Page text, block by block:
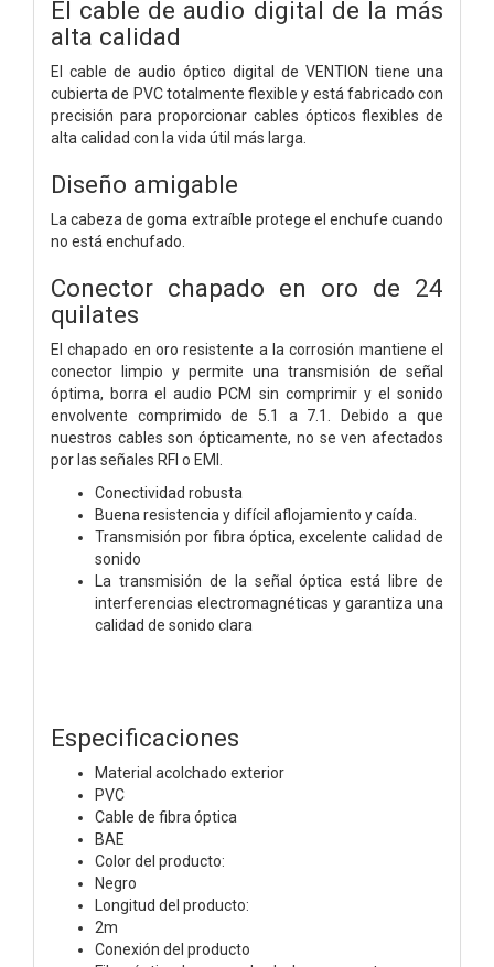
El cable de audio digital de la más
alta calidad
El cable de audio óptico digital de VENTION tiene una
cubierta de PVC totalmente flexible y está fabricado con
precisión para proporcionar cables ópticos flexibles de
alta calidad con la vida útil más larga.
Diseño amigable
La cabeza de goma extraíble protege el enchufe cuando
no está enchufado.
Conector chapado en oro de 24
quilates
El chapado en oro resistente a la corrosión mantiene el
conector limpio y permite una transmisión de señal
óptima, borra el audio PCM sin comprimir y el sonido
envolvente comprimido de 5.1 a 7.1. Debido a que
nuestros cables son ópticamente, no se ven afectados
por las señales RFI o EMI.
Conectividad robusta
Buena resistencia y difícil aflojamiento y caída.
Transmisión por fibra óptica, excelente calidad de
sonido
La transmisión de la señal óptica está libre de
interferencias electromagnéticas y garantiza una
calidad de sonido clara
Especificaciones
Material acolchado exterior
PVC
Cable de fibra óptica
BAE
Color del producto:
Negro
Longitud del producto:
2m
Conexión del producto